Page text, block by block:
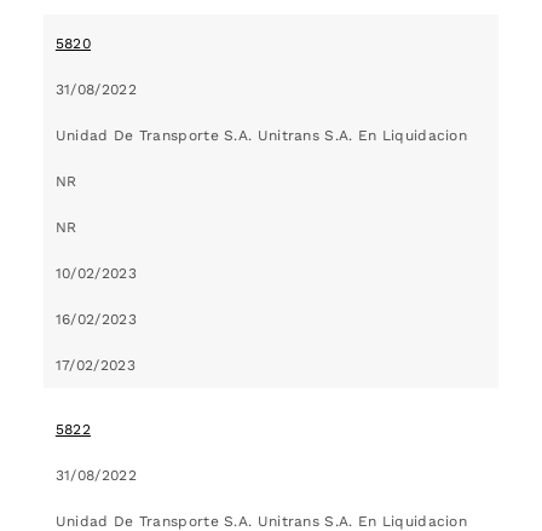
5820
31/08/2022
Unidad De Transporte S.A. Unitrans S.A. En Liquidacion
NR
NR
10/02/2023
16/02/2023
17/02/2023
5822
31/08/2022
Unidad De Transporte S.A. Unitrans S.A. En Liquidacion